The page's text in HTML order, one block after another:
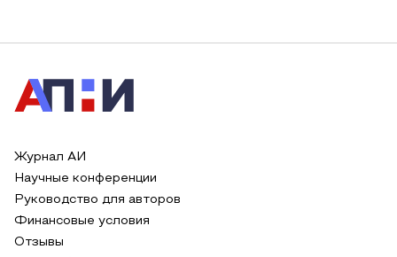
Журнал АИ
Научные конференции
Руководство для авторов
Финансовые условия
Отзывы